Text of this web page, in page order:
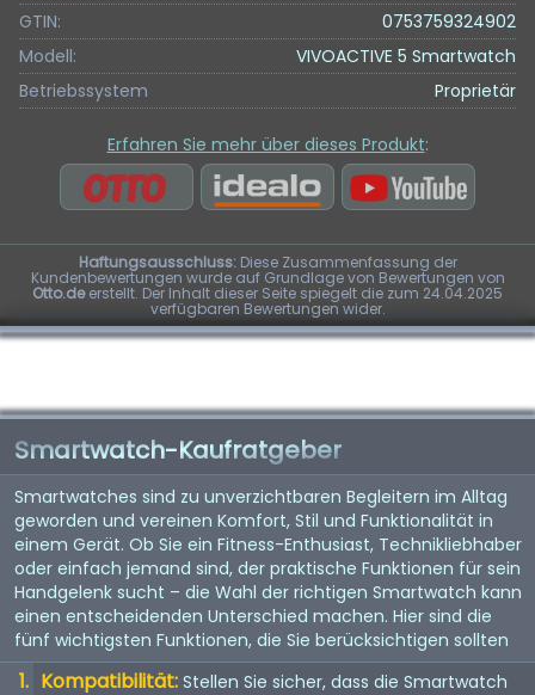
GTIN:
0753759324902
Modell:
VIVOACTIVE 5 Smartwatch
Betriebssystem
Proprietär
Erfahren Sie mehr über dieses Produkt:
Haftungsausschluss:Diese Zusammenfassung der
Kundenbewertungen wurde auf Grundlage von Bewertungen von
Otto.deerstellt. Der Inhalt dieser Seite spiegelt die zum 24.04.2025
verfügbaren Bewertungen wider.
Smartwatch-Kaufratgeber
Smartwatches sind zu unverzichtbaren Begleitern im Alltag
geworden und vereinen Komfort, Stil und Funktionalität in
einem Gerät. Ob Sie ein Fitness-Enthusiast, Technikliebhaber
oder einfach jemand sind, der praktische Funktionen für sein
Handgelenk sucht – die Wahl der richtigen Smartwatch kann
einen entscheidenden Unterschied machen. Hier sind die
fünf wichtigsten Funktionen, die Sie berücksichtigen sollten
Kompatibilität: Stellen Sie sicher, dass die Smartwatch